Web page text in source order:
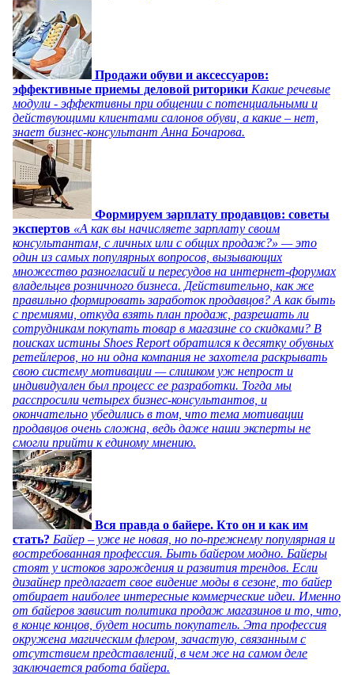
Продажи обуви и аксессуаров:
эффективные приемы деловой риторики Какие речевые
модули - эффективны при общении с потенциальными и
действующими клиентами салонов обуви, а какие – нет,
знает бизнес-консультант Анна Бочарова.
Формируем зарплату продавцов: советы
экспертов «А как вы начисляете зарплату своим
консультантам, с личных или с общих продаж?» — это
один из самых популярных вопросов, вызывающих
множество разногласий и пересудов на интернет-форумах
владельцев розничного бизнеса. Действительно, как же
правильно формировать заработок продавцов? А как быть
с премиями, откуда взять план продаж, разрешать ли
сотрудникам покупать товар в магазине со скидками? В
поисках истины Shoes Report обратился к десятку обувных
ретейлеров, но ни одна компания не захотела раскрывать
свою систему мотивации — слишком уж непрост и
индивидуален был процесс ее разработки. Тогда мы
расспросили четырех бизнес-консультантов, и
окончательно убедились в том, что тема мотивации
продавцов очень сложна, ведь даже наши эксперты не
смогли прийти к единому мнению.
Вся правда о байере. Кто он и как им
стать? Байер – уже не новая, но по-прежнему популярная и
востребованная профессия. Быть байером модно. Байеры
стоят у истоков зарождения и развития трендов. Если
дизайнер предлагает свое видение моды в сезоне, то байер
отбирает наиболее интересные коммерческие идеи. Именно
от байеров зависит политика продаж магазинов и то, что,
в конце концов, будет носить покупатель. Эта профессия
окружена магическим флером, зачастую, связанным с
отсутствием представлений, в чем же на самом деле
заключается работа байера.